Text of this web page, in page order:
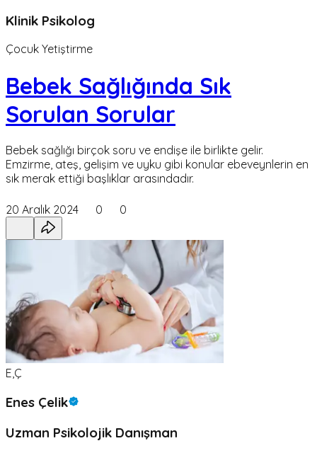
Klinik Psikolog
Çocuk Yetiştirme
Bebek Sağlığında Sık
Sorulan Sorular
Bebek sağlığı birçok soru ve endişe ile birlikte gelir.
Emzirme, ateş, gelişim ve uyku gibi konular ebeveynlerin en
sık merak ettiği başlıklar arasındadır.
20 Aralık 2024 0 0
E,Ç
Enes Çelik
Uzman Psikolojik Danışman